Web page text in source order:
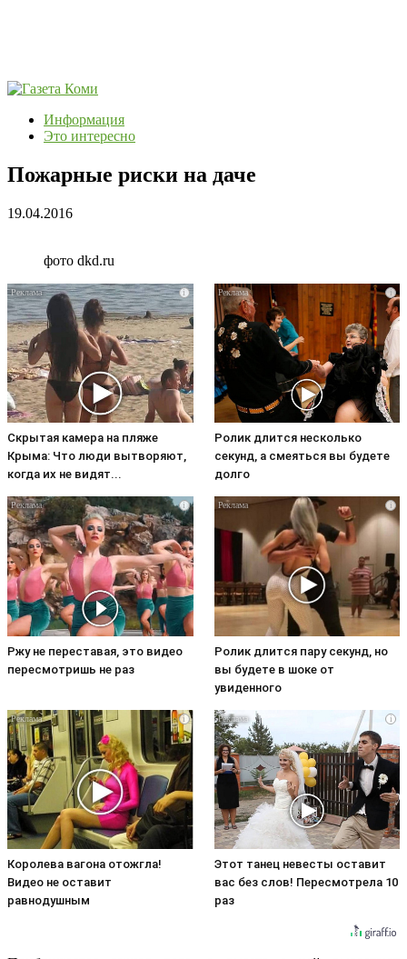
Информация
Это интересно
Пожарные риски на даче
19.04.2016
фото dkd.ru
i
Скрытая камера на пляже
Крыма: Что люди вытворяют,
когда их не видят...
i
Ролик длится несколько
секунд, а смеяться вы будете
долго
i
Ржу не переставая, это видео
пересмотришь не раз
i
Ролик длится пару секунд, но
вы будете в шоке от
увиденного
i
Королева вагона отожгла!
Видео не оставит
равнодушным
i
Этот танец невесты оставит
вас без слов! Пересмотрела 10
раз